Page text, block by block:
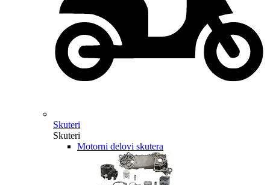
Skuteri
Skuteri
Motorni delovi skutera